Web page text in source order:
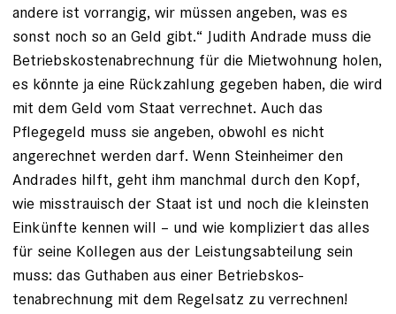
andere ist vorrangig, wir müssen angeben, was es
sonst noch so an Geld gibt.“ Judith Andrade muss die
Betriebskostenabrechnung für die Mietwohnung holen,
es könnte ja ­eine Rückzahlung gegeben haben, die wird
mit dem Geld vom Staat verrechnet. Auch das
Pflegegeld muss sie angeben, obwohl es nicht
angerechnet werden darf. Wenn Steinheimer den
Andrades hilft, geht ihm manchmal durch den Kopf,
wie misstrauisch der Staat ist und noch die kleinsten
Einkünfte kennen will – und wie kom­pliziert das alles
für seine Kollegen aus der Leistungsabteilung sein
muss: das Guthaben aus einer Betriebs­­kos­
tenabrechnung mit dem Regelsatz zu verrechnen!